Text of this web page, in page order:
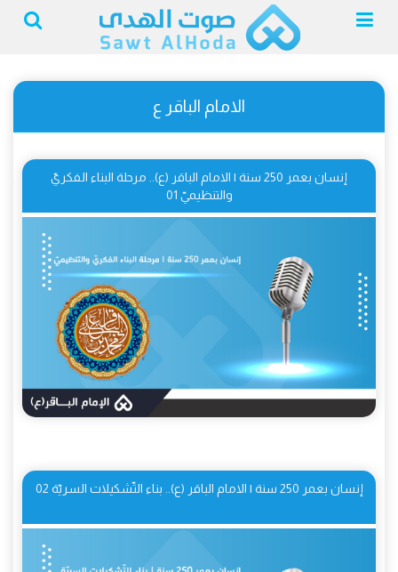
الامام الباقر ع
إنسان بعمر 250 سنة | الامام الباقر (ع).. مرحلة البناء الفكريّ
والتنظيميّ 01
إنسان بعمر 250 سنة | الامام الباقر (ع).. بناء التّشكيلات السريّة 02